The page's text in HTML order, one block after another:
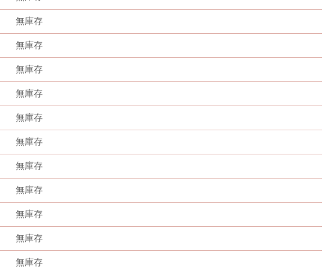
無庫存
無庫存
無庫存
無庫存
無庫存
無庫存
無庫存
無庫存
無庫存
無庫存
無庫存